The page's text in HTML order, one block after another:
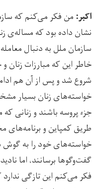
اکبر: من فکر می‌کنم که
نشان داده بود که مساله‌ی
سازمان ملل به دنبال
خاطر این که مبارزات
شروع شد و پس از آن هم
خواسته‌های زنان بسیار
جزء پروسه باشند و زنانی
طریق کمپاین و
خواسته‌های خود را به گوش
گفت‌وگوها برسانند، اما
فکر می‌کنم این تازگی